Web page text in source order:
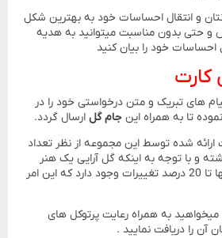
و انتقال احساسات خود به بهترین شکل
حتی بدون مناسبت میتوانید به هدیه
خود را بیان کنید
کارت
های تبریک و متن درخواستی خود را در
تا به همراه این جام گل ارسال گردد.
شده توسط این مجموعه از نظر تعداد
و با توجه به اینکه گل آرایی یک هنر
است گاهاً در چیدمان گلها تا 20 درصد تغییرات وجود دارد که این امر
به همراه رعایت پرتوکل های
آن را دریافت نمایید .